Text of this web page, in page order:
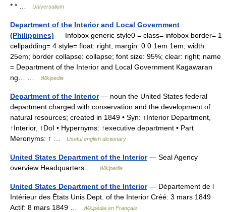
* * …
Universalium
Department of the Interior and Local Government
(Philippines) — Infobox generic style0 = class= infobox border= 1
cellpadding= 4 style= float: right; margin: 0 0 1em 1em; width:
25em; border collapse: collapse; font size: 95%; clear: right; name
= Department of the Interior and Local Government Kagawaran
ng… …
Wikipedia
Department of the Interior— noun the United States federal
department charged with conservation and the development of
natural resources; created in 1849 • Syn: ↑Interior Department,
↑Interior, ↑DoI • Hypernyms: ↑executive department • Part
Meronyms: ↑ …
Useful english dictionary
United States Department of the Interior— Seal Agency
overview Headquarters …
Wikipedia
United States Department of the Interior— Département de l
Intérieur des États Unis Dept. of the Interior Créé: 3 mars 1849
Actif: 8 mars 1849 …
Wikipédia en Français